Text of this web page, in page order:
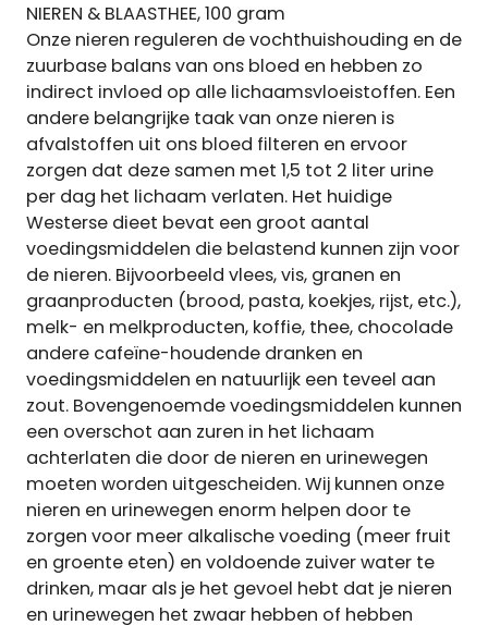
NIEREN & BLAASTHEE, 100 gram
Onze nieren reguleren de vochthuishouding en de
zuurbase balans van ons bloed en hebben zo
indirect invloed op alle lichaamsvloeistoffen. Een
andere belangrijke taak van onze nieren is
afvalstoffen uit ons bloed filteren en ervoor
zorgen dat deze samen met 1,5 tot 2 liter urine
per dag het lichaam verlaten. Het huidige
Westerse dieet bevat een groot aantal
voedingsmiddelen die belastend kunnen zijn voor
de nieren. Bijvoorbeeld vlees, vis, granen en
graanproducten (brood, pasta, koekjes, rijst, etc.),
melk- en melkproducten, koffie, thee, chocolade
andere cafeïne-houdende dranken en
voedingsmiddelen en natuurlijk een teveel aan
zout. Bovengenoemde voedingsmiddelen kunnen
een overschot aan zuren in het lichaam
achterlaten die door de nieren en urinewegen
moeten worden uitgescheiden. Wij kunnen onze
nieren en urinewegen enorm helpen door te
zorgen voor meer alkalische voeding (meer fruit
en groente eten) en voldoende zuiver water te
drinken, maar als je het gevoel hebt dat je nieren
en urinewegen het zwaar hebben of hebben